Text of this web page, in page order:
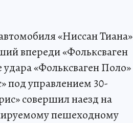
«Ниссан Тиана»
впереди «Фольксваген
«Фольксваген Поло»
под управлением 30-
совершил наезд на
пешеходному